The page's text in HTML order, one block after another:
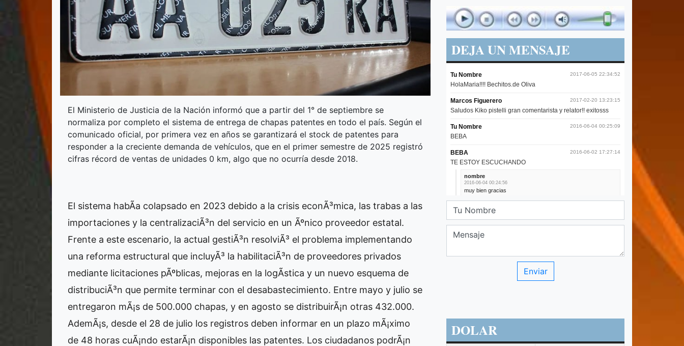
El Ministerio de Justicia de la Nación informó que a partir del 1° de septiembre se
normaliza por completo el sistema de entrega de chapas patentes en todo el país. Según el
comunicado oficial, por primera vez en años se garantizará el stock de patentes para
responder a la creciente demanda de vehículos, que en el primer semestre de 2025 registró
cifras récord de ventas de unidades 0 km, algo que no ocurría desde 2018.
El sistema habÃ­a colapsado en 2023 debido a la crisis econÃ³mica, las trabas a las
importaciones y la centralizaciÃ³n del servicio en un Ãºnico proveedor estatal.
Frente a este escenario, la actual gestiÃ³n resolviÃ³ el problema implementando
una reforma estructural que incluyÃ³ la habilitaciÃ³n de proveedores privados
mediante licitaciones pÃºblicas, mejoras en la logÃ­stica y un nuevo esquema de
distribuciÃ³n que permite terminar con el desabastecimiento. Entre mayo y julio se
entregaron mÃ¡s de 500.000 chapas, y en agosto se distribuirÃ¡n otras 432.000.
AdemÃ¡s, desde el 28 de julio los registros deben informar en un plazo mÃ¡ximo
de 48 horas cuÃ¡ndo estarÃ¡n disponibles las patentes. Los ciudadanos podrÃ¡n
DEJA UN MENSAJE
DOLAR